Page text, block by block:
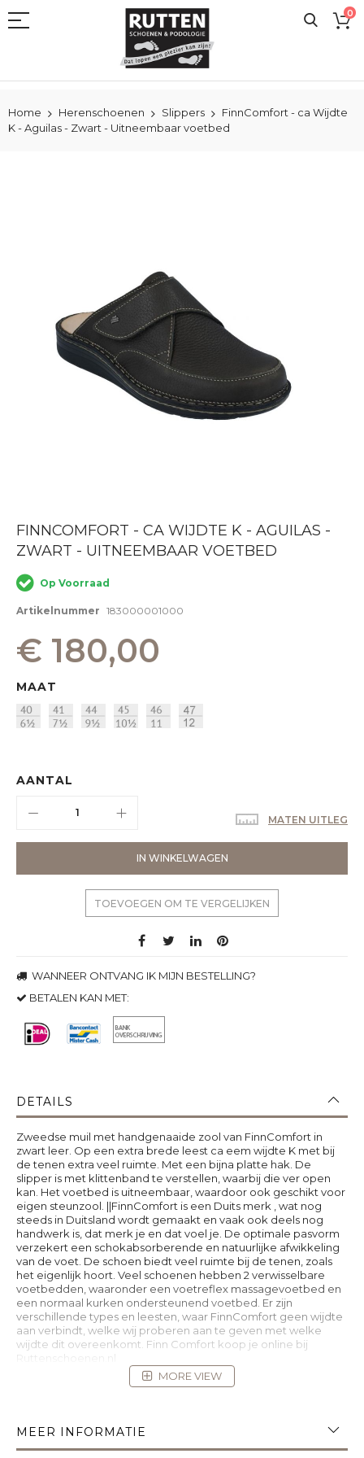
naar
0
Home Herenschoenen Slippers
FinnComfort - ca Wijdte
K - Aguilas - Zwart - Uitneembaar voetbed
Ga
het
van
de
afbeeldingen-
FINNCOMFORT - CA WIJDTE K - AGUILAS -
ZWART - UITNEEMBAAR VOETBED
Op Voorraad
Artikelnummer 183000001000
€ 180,00
MAAT
AANTAL
IN WINKELWAGEN
MATEN UITLEG
TOEVOEGEN OM TE VERGELIJKEN
WANNEER ONTVANG IK MIJN BESTELLING?
BETALEN KAN MET:
DETAILS
Zweedse muil met handgenaaide zool van FinnComfort in
zwart leer. Op een extra brede leest ca eem wijdte K met bij
de tenen extra veel ruimte. Met een bijna platte hak. De
slipper is met klittenband te verstellen, waarbij die ver open
kan. Het voetbed is uitneembaar, waardoor ook geschikt voor
eigen steunzool. ||FinnComfort is een Duits merk , wat nog
steeds in Duitsland wordt gemaakt en vaak ook deels nog
handwerk is, dat merk je en dat voel je. De optimale pasvorm
verzekert een schokabsorberende en natuurlijke afwikkeling
van de voet. De schoen biedt veel ruimte bij de tenen, zoals
het eigenlijk hoort. Veel schoenen hebben 2 verwisselbare
voetbedden, waaronder een voetreflex massagevoetbed en
een normaal kurken ondersteunend voetbed. Er zijn
verschillende types en leesten, waar FinnComfort geen wijdte
aan verbindt, welke wij proberen aan te geven met welke
wijdte dit overeenkomt. Finn Comfort koop je online bij
Ruttenschoenen.nl
MORE VIEW
MEER INFORMATIE